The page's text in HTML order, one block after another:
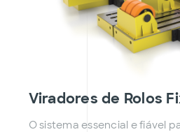
Viradores de Rolos
O sistema essencial e fiável